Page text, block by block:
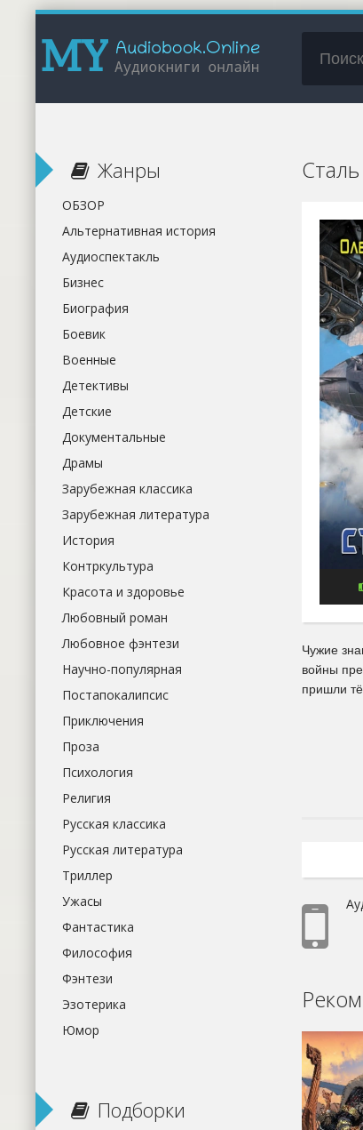
Чужие
войны
пришли
Жанры
ОБЗОР
Альтернативная история
Аудиоспектакль
Бизнес
Биография
Боевик
Военные
Детективы
Детские
Документальные
Драмы
Зарубежная классика
Зарубежная литература
История
Контркультура
Красота и здоровье
Любовный роман
Любовное фэнтези
Научно-популярная
Постапокалипсис
Приключения
Проза
Психология
Религия
Русская классика
Русская литература
Триллер
Ужасы
Фантастика
Философия
Фэнтези
Эзотерика
Юмор
Подборки